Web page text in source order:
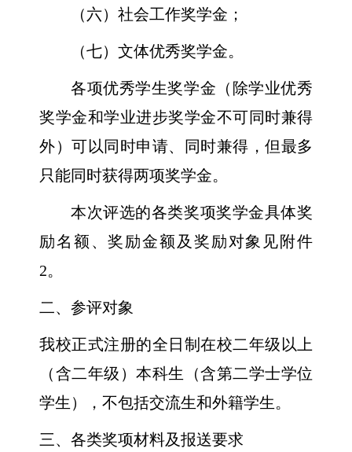
（六）社会工作奖学金；
（七）文体优秀奖学金。
各项优秀学生奖学金（除学业优秀
奖学金和学业进步奖学金不可同时兼得
外）可以同时申请、同时兼得，但最多
只能同时获得两项奖学金。
本次评选的各类奖项奖学金具体奖
励名额、奖励金额及奖励对象见附件
2。
二、参评对象
我校正式注册的全日制在校二年级以上
（含二年级）本科生（含第二学士学位
学生），不包括交流生和外籍学生。
三、各类奖项材料及报送要求